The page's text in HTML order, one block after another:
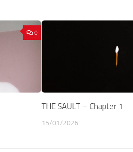
0
THE SAULT – Chapter 1
15/01/2026